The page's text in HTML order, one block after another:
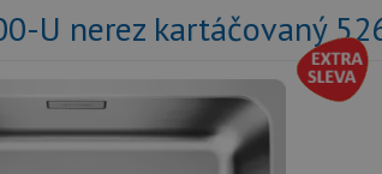
U nerez kartáčovaný